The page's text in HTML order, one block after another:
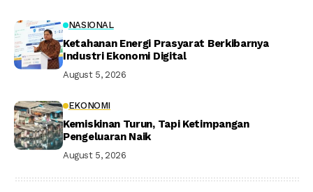
NASIONAL
Ketahanan Energi Prasyarat Berkibarnya
Industri Ekonomi Digital
August 5, 2026
EKONOMI
Kemiskinan Turun, Tapi Ketimpangan
Pengeluaran Naik
August 5, 2026